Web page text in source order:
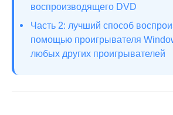
воспроизводящего DVD
Часть 2: лучший способ
помощью проигрывателя
любых других проигрывателей